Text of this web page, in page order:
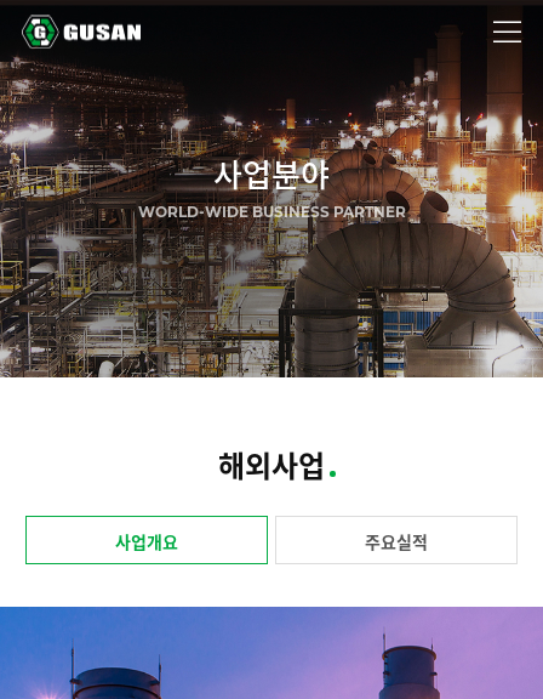
GUSAN
사업분야
WORLD-WIDE BUSINESS PARTNER
해외사업
사업개요 주요실적